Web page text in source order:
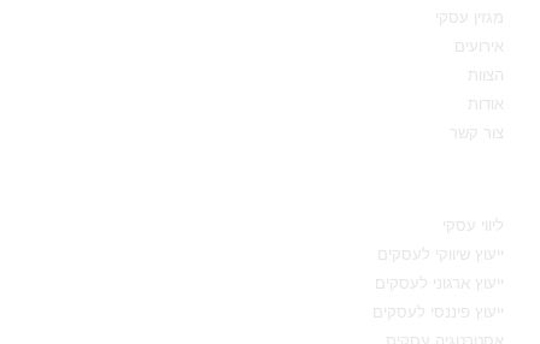
מגזין עסקי
אירועים
הצוות
אודות
צור קשר
ליווי עסקי
ייעוץ שיווקי לעסקים
ייעוץ ארגוני לעסקים
ייעוץ פיננסי לעסקים